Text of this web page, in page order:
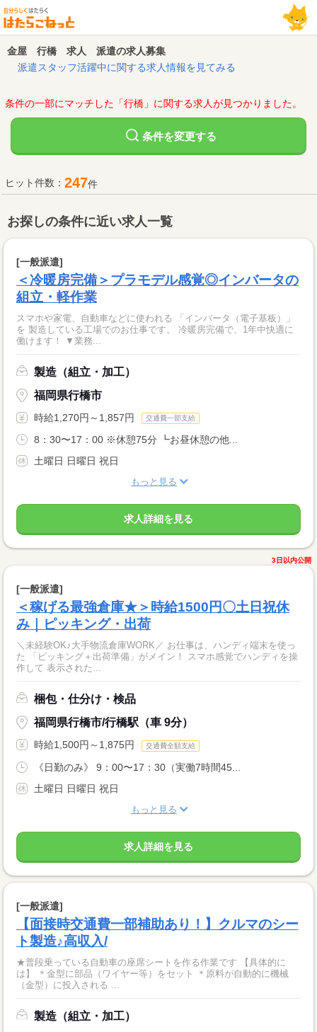
金屋 行橋 求人 派遣の求人募集
派遣スタッフ活躍中に関する求人情報を見てみる
条件の一部にマッチした「行橋」に関する求人が見つかりました。
条件を変更する
ヒット件数： 247件
お探しの条件に近い求人一覧
[一般派遣]
＜冷暖房完備＞プラモデル感覚◎インバータの
組立・軽作業
スマホや家電、自動車などに使われる 「インバータ（電子基板）」
を 製造している工場でのお仕事です。 冷暖房完備で、1年中快適に
働けます！ ▼業務...
製造（組立・加工）
福岡県行橋市
時給1,270円～1,857円 交通費一部支給
8：30〜17：00 ※休憩75分 ┗お昼休憩の他...
土曜日 日曜日 祝日
もっと見る
求人詳細を見る
3日以内公開
[一般派遣]
＜稼げる最強倉庫★＞時給1500円〇土日祝休
み｜ピッキング・出荷
＼未経験OK♪大手物流倉庫WORK／ お仕事は、ハンディ端末を使っ
た 「ピッキング＋出荷準備」がメイン！ スマホ感覚でハンディを操
作して 表示された...
梱包・仕分け・検品
福岡県行橋市/行橋駅（車 9分）
時給1,500円～1,875円 交通費全額支給
《日勤のみ》 9：00〜17：30（実働7時間45...
土曜日 日曜日 祝日
もっと見る
求人詳細を見る
[一般派遣]
【面接時交通費一部補助あり！】クルマのシー
ト製造♪高収入/
★普段乗っている自動車の座席シートを作る作業です 【具体的に
は】 ＊金型に部品（ワイヤー等）をセット ＊原料が自動的に機械
（金型）に投入される ...
製造（組立・加工）